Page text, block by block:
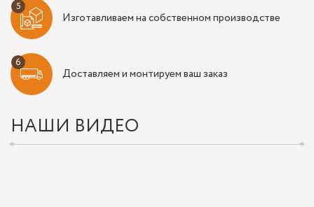
Изготавливаем на собственном производстве
Доставляем и монтируем ваш заказ
НАШИ ВИДЕО